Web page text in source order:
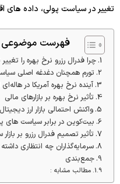
تغییر در سیاست پولی، داده‌ های
فهرست موضوعی
چرا فدرال رزرو نرخ بهره را تغییر
تورم همچنان دغدغه اصلی
آینده نرخ بهره آمریکا در هاله‌ای
تأثیر نرخ بهره بر بازارهای مالی
واکنش احتمالی بازار ارز دیجیتال
بیت‌کوین در برابر سیاست‌ های
تأثیر تصمیم فدرال رزرو بر بازار
سرمایه‌گذاران چه انتظاری
جمع‌بندی
مطالب مشابه :